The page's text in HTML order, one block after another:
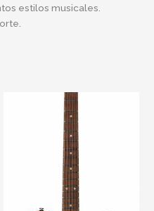
estilos musicales.